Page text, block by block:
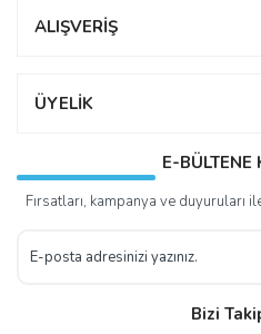
ALIŞVERİŞ
ÜYELİK
E-BÜLTENE
Fırsatları, kampanya ve
Bizi